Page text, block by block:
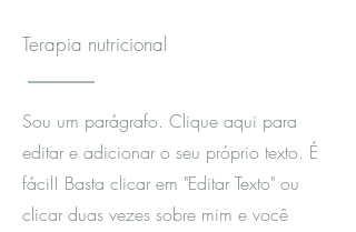
Terapia nutricional
Sou um parágrafo. Clique aqui para
editar e adicionar o seu próprio texto. É
fácil! Basta clicar em "Editar Texto" ou
clicar duas vezes sobre mim e você